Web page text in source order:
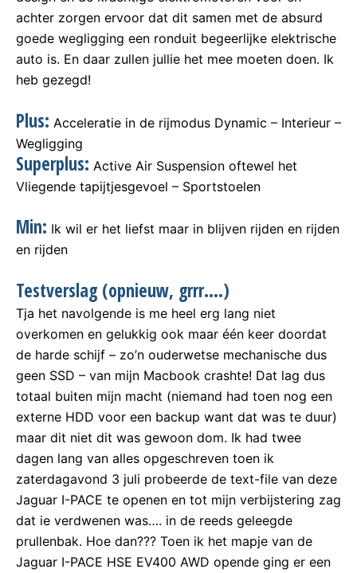
achter zorgen ervoor dat dit samen met de absurd
goede wegligging een ronduit begeerlijke elektrische
auto is. En daar zullen jullie het mee moeten doen. Ik
heb gezegd!
Plus: Acceleratie in de rijmodus Dynamic – Interieur –
Wegligging
Superplus: Active Air Suspension oftewel het
Vliegende tapijtjesgevoel – Sportstoelen
Min: Ik wil er het liefst maar in blijven rijden en rijden
en rijden
Testverslag (opnieuw, grrr….)
Tja het navolgende is me heel erg lang niet
overkomen en gelukkig ook maar één keer doordat
de harde schijf – zo’n ouderwetse mechanische dus
geen SSD – van mijn Macbook crashte! Dat lag dus
totaal buiten mijn macht (niemand had toen nog een
externe HDD voor een backup want dat was te duur)
maar dit niet dit was gewoon dom. Ik had twee
dagen lang van alles opgeschreven toen ik
zaterdagavond 3 juli probeerde de text-file van deze
Jaguar I-PACE te openen en tot mijn verbijstering zag
dat ie verdwenen was…. in de reeds geleegde
prullenbak. Hoe dan??? Toen ik het mapje van de
Jaguar I-PACE HSE EV400 AWD opende ging er een